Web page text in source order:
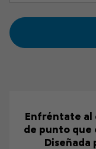
Enfréntate al
de punto que
Diseñada